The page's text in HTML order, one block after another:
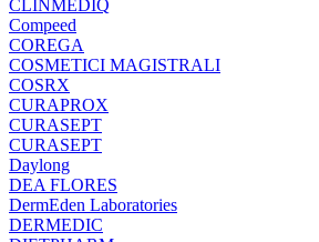
CLINMEDIQ
Compeed
COREGA
COSMETICI MAGISTRALI
COSRX
CURAPROX
CURASEPT
CURASEPT
Daylong
DEA FLORES
DermEden Laboratories
DERMEDIC